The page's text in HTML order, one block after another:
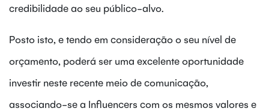
credibilidade ao seu público-alvo.
Posto isto, e tendo em consideração o seu nível de
orçamento, poderá ser uma excelente oportunidade
investir neste recente meio de comunicação,
associando-se a Influencers com os mesmos valores e